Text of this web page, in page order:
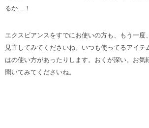
るか…！
エクスビアンスをすでにお使いの方も、もう一度
見直してみてくださいね。いつも使ってるアイテ
はの使い方があったりします。おくが深い。お気
聞いてみてくださいね。